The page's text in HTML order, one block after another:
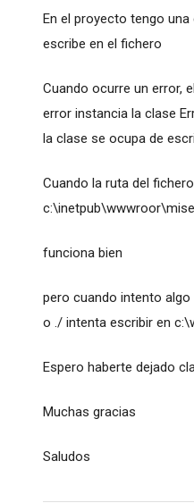
En el proyecto tengo una
escribe en el fichero
Cuando ocurre un error,
error instancia la clase
la clase se ocupa de
Cuando la ruta del
funciona bien
pero cuando intento
o ./ intenta escribir en
Espero haberte dejado
Muchas gracias
Saludos